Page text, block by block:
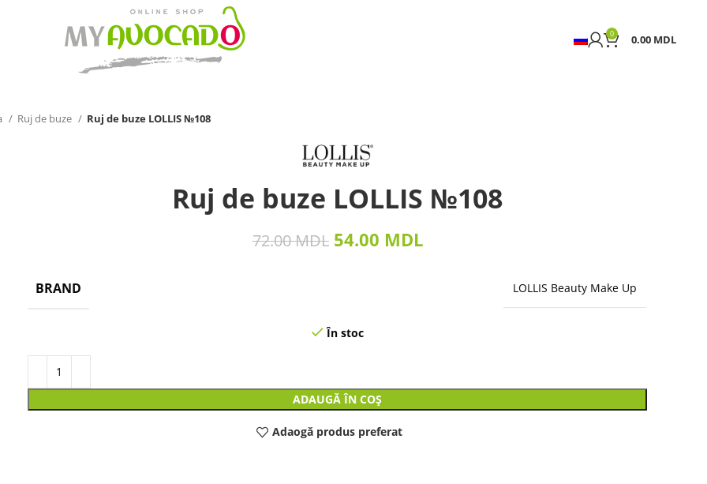
0 0.00 MDL
Ruj de buze Ruj de buze LOLLIS №108
Ruj de buze LOLLIS №108
72.00MDL 54.00 MDL
BRAND LOLLIS Beauty Make Up
În stoc
ADAUGĂ ÎN COȘ
Adaogă produs preferat